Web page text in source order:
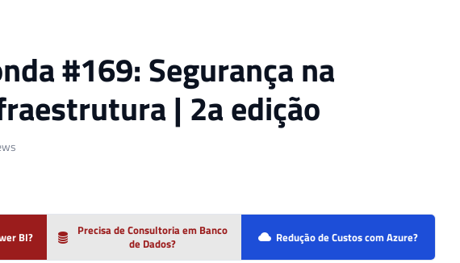
#169: Segurança na
| 2a edição
BI?
Precisa de Consultoria em Banco
de Dados?
Redução de Custos com Azure?